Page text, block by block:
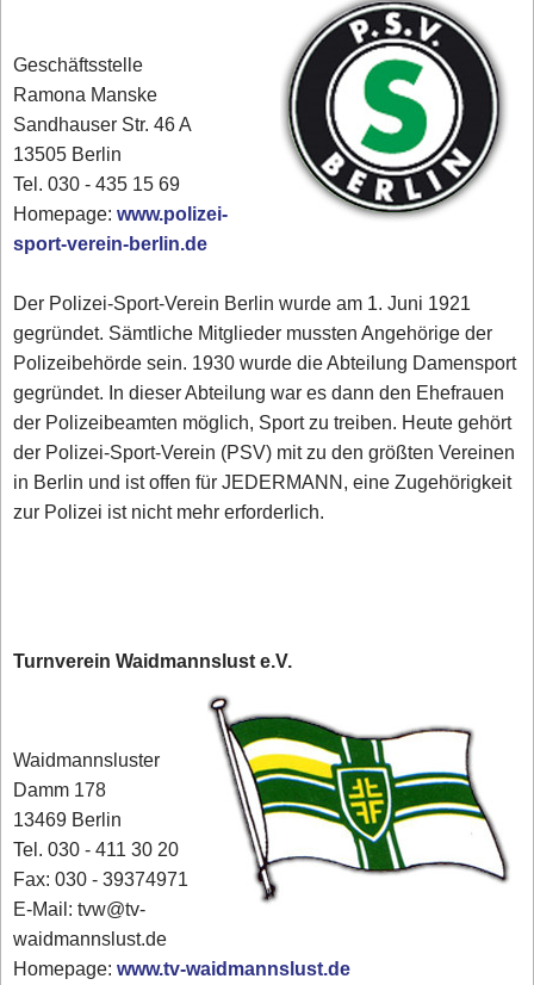
Geschäftsstelle
Ramona Manske
Sandhauser Str. 46 A
13505 Berlin
Tel. 030 - 435 15 69
Homepage:www.polizei-
sport-verein-berlin.de
Der Polizei-Sport-Verein Berlin wurde am 1. Juni 1921
gegründet. Sämtliche Mitglieder mussten Angehörige der
Polizeibehörde sein. 1930 wurde die Abteilung Damensport
gegründet. In dieser Abteilung war es dann den Ehefrauen
der Polizeibeamten möglich, Sport zu treiben. Heute gehört
der Polizei-Sport-Verein (PSV) mit zu den größten Vereinen
in Berlin und ist offen für JEDERMANN, eine Zugehörigkeit
zur Polizei ist nicht mehr erforderlich.
Turnverein Waidmannslust e.V.
Waidmannsluster
Damm 178
13469 Berlin
Tel. 030 - 411 30 20
Fax: 030 - 39374971
E-Mail: tvw@tv-
waidmannslust.de
Homepage:www.tv-waidmannslust.de